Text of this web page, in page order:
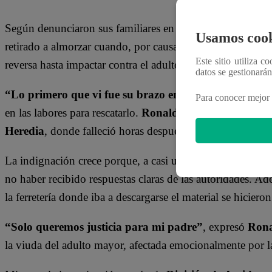
Según denunciaron sus familiares en
retirado a almorzar cuando, por causas aún bajo
reversa hasta impactar contra el adulto mayor.
“Lo primero que vi fue su brazo entre los sacos de
en las labores para rescatarlo. Ronald
Heredia, donde falleció horas después.
La indignación crece porque, a casi una semana del
no haber recibido respuestas claras de las autoridades.
la ferretería donde iba a descargarse el material se
“Solo queremos justicia para mi padre”, expresó
la viuda del adulto mayor, afectada emocionalmente por
Usamos
Este sitio utiliza
datos se
Para conocer